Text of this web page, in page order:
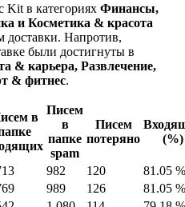
Kit в категориях Финансы,
и Косметика & красота
доставки. Напротив,
были достигнуты в
& карьера, Развлечение,
& фитнес.
в
Писем
в
папке
spam
Писем
потеряно
(%)
982 120
81.05 %
989 126
81.05 %